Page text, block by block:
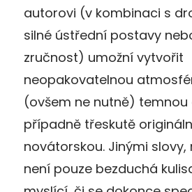
autorovi (v kombinaci s
silné ústřední postavy
zručnost) umožní vytvořit
neopakovatelnou
(ovšem ne nutně) temnou
případně třeskutě
novátorskou. Jinými
není pouze bezduchá